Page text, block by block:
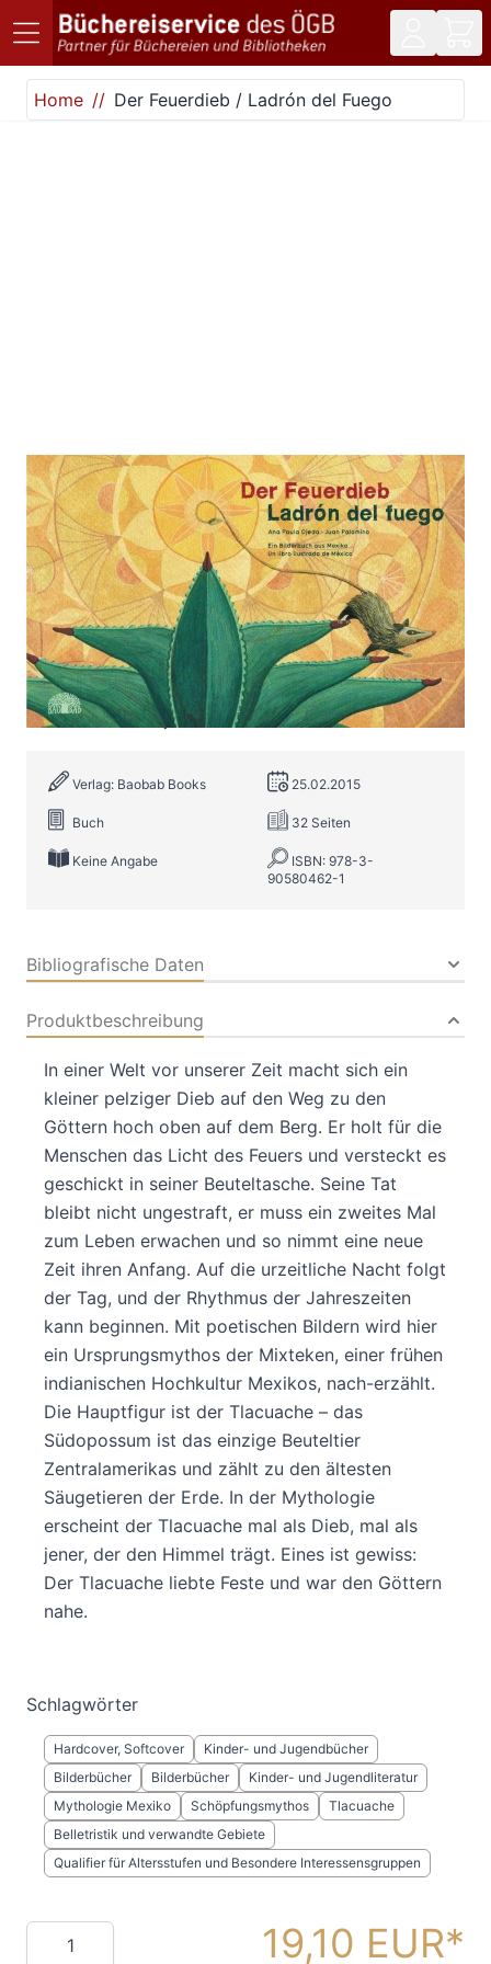
Direkt zum Inhalt
Home
Der Feuerdieb / Ladrón del Fuego
Der Feuerdieb / Ladrón del Fuego
Zur Wunschliste hinzufügen
Ein Bilderbuch aus Mexiko – Un libro ilustrado de
México
VonAna Paula Ojeda
Verlag: Baobab Books 25.02.2015
Buch 32 Seiten
Keine Angabe
ISBN: 978-3-
90580462-1
Bibliografische Daten
Produktbeschreibung
In einer Welt vor unserer Zeit macht sich ein
kleiner pelziger Dieb auf den Weg zu den
Göttern hoch oben auf dem Berg. Er holt für die
Menschen das Licht des Feuers und versteckt es
geschickt in seiner Beuteltasche. Seine Tat
bleibt nicht ungestraft, er muss ein zweites Mal
zum Leben erwachen und so nimmt eine neue
Zeit ihren Anfang. Auf die urzeitliche Nacht folgt
der Tag, und der Rhythmus der Jahreszeiten
kann beginnen. Mit poetischen Bildern wird hier
ein Ursprungsmythos der Mixteken, einer frühen
indianischen Hochkultur Mexikos, nach-erzählt.
Die Hauptfigur ist der Tlacuache – das
Südopossum ist das einzige Beuteltier
Zentralamerikas und zählt zu den ältesten
Säugetieren der Erde. In der Mythologie
erscheint der Tlacuache mal als Dieb, mal als
jener, der den Himmel trägt. Eines ist gewiss:
Der Tlacuache liebte Feste und war den Göttern
nahe.
Schlagwörter
Hardcover, Softcover
Kinder- und Jugendbücher
Bilderbücher
Bilderbücher
Kinder- und Jugendliteratur
Mythologie Mexiko
Schöpfungsmythos
Tlacuache
Belletristik und verwandte Gebiete
Qualifier für Altersstufen und Besondere Interessensgruppen
Menge 19,10 EUR